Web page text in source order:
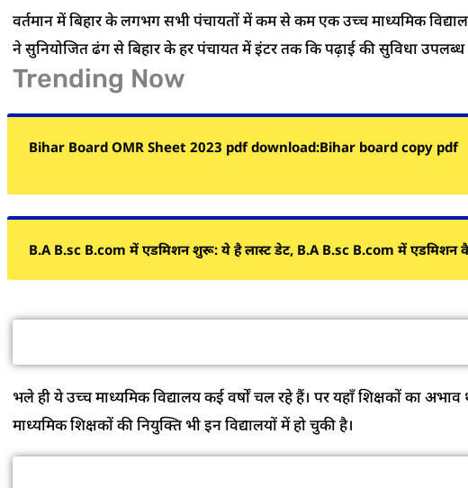
वर्तमान में बिहार के लगभग सभी पंचायतों में कम से कम एक उच्च माध्यमिक
ने सुनियोजित ढंग से बिहार के हर पंचायत में इंटर तक कि पढ़ाई की सुविधा उपलब्ध
Trending Now
Bihar Board OMR Sheet 2023 pdf download:Bihar board copy pdf
B.A B.sc B.com में एडमिशन शुरू: ये है लास्ट डेट, B.A B.sc B.com में एडमिशन
भले ही ये उच्च माध्यमिक विद्यालय कई वर्षों चल रहे हैं। पर यहाँ शिक्षकों का
माध्यमिक शिक्षकों की नियुक्ति भी इन विद्यालयों में हो चुकी है।